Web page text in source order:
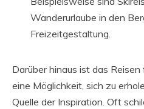
Wanderurlaube in den
Freizeitgestaltung.
Darüber hinaus ist das
eine Möglichkeit, sich zu
Quelle der Inspiration. Oft